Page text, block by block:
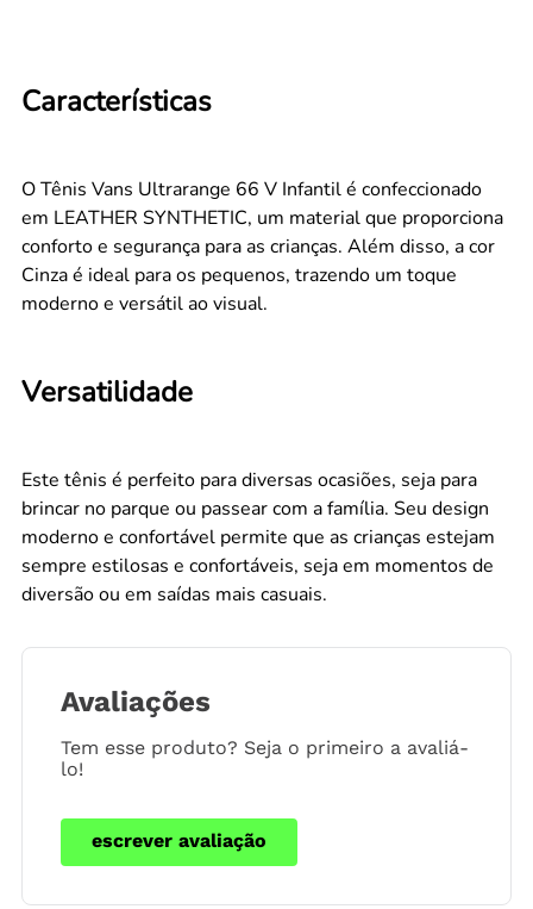
Características
O Tênis Vans Ultrarange 66 V Infantil é confeccionado
em LEATHER SYNTHETIC, um material que proporciona
conforto e segurança para as crianças. Além disso, a cor
Cinza é ideal para os pequenos, trazendo um toque
moderno e versátil ao visual.
Versatilidade
Este tênis é perfeito para diversas ocasiões, seja para
brincar no parque ou passear com a família. Seu design
moderno e confortável permite que as crianças estejam
sempre estilosas e confortáveis, seja em momentos de
diversão ou em saídas mais casuais.
Avaliações
Tem esse produto? Seja o primeiro a avaliá-
lo!
escrever avaliação